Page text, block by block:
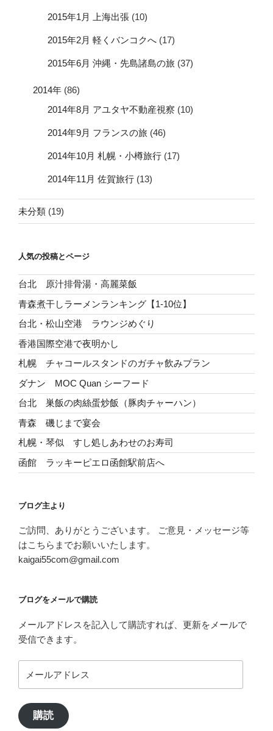
2015年1月 上海出張 (10)
2015年2月 軽くバンコクへ (17)
2015年6月 沖縄・先島諸島の旅 (37)
2014年 (86)
2014年8月 アユタヤ不動産視察 (10)
2014年9月 フランスの旅 (46)
2014年10月 札幌・小樽旅行 (17)
2014年11月 佐賀旅行 (13)
未分類 (19)
人気の投稿とページ
台北 原汁排骨湯・高麗菜飯
青森煮干しラーメンランキング【1-10位】
台北・松山空港 ラウンジめぐり
香港国際空港で夜明かし
札幌 チャコールスタンドのガチャ飲みプラン
ダナン MOC Quan シーフード
台北 巣飯の肉絲蛋炒飯（豚肉チャーハン）
青森 磯じまで宴会
札幌・琴似 すし処しあわせのお寿司
函館 ラッキーピエロ函館駅前店へ
ブログ主より
ご訪問、ありがとうございます。 ご意見・メッセージ等
はこちらまでお願いいたします。
kaigai55com@gmail.com
ブログをメールで購読
メールアドレスを記入して購読すれば、更新をメールで
受信できます。
ー
ア
ド
購読